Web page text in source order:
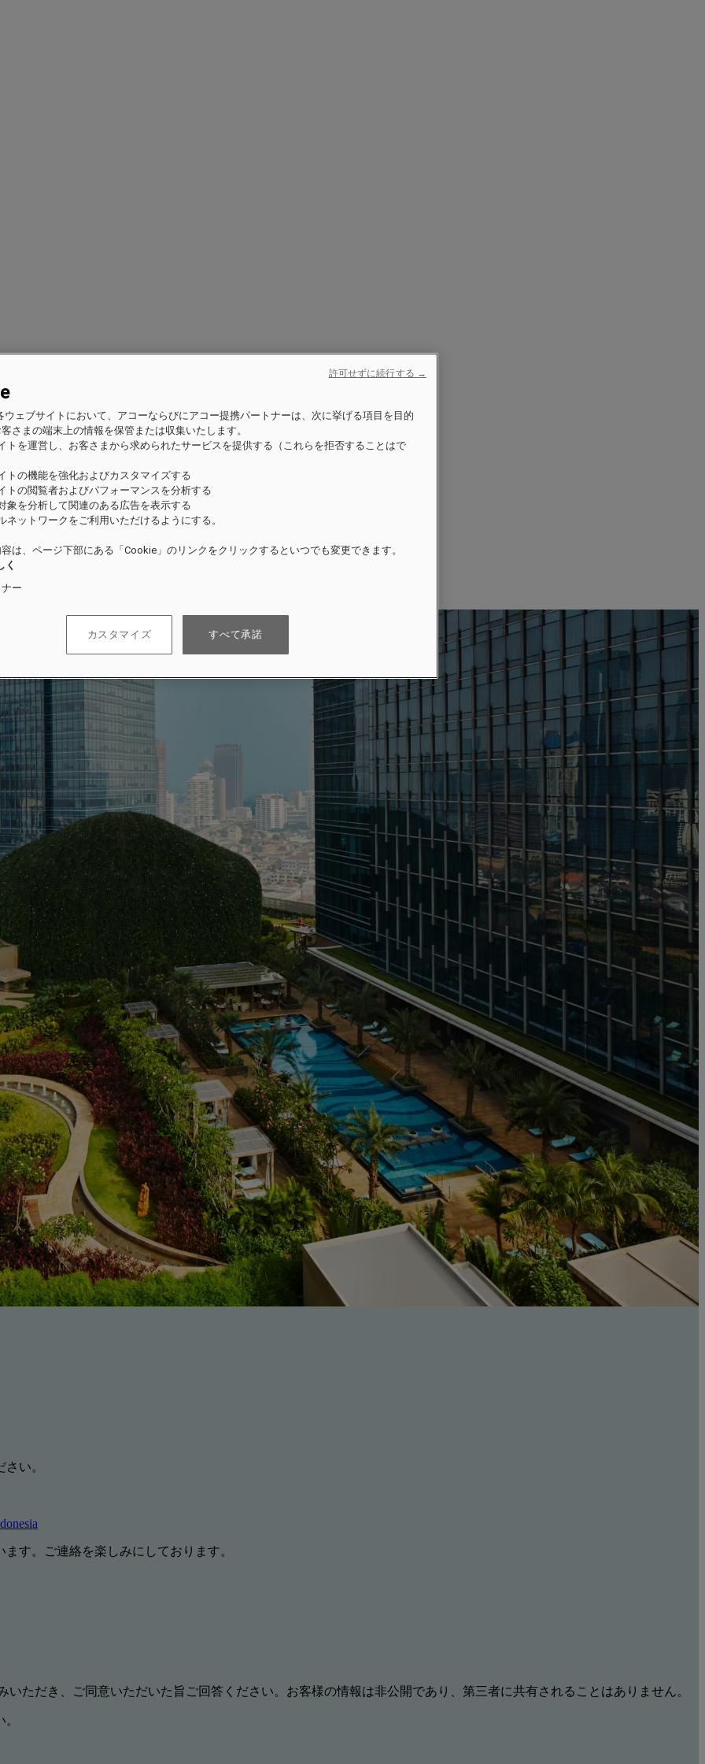
い。
す。ご連絡を楽しみにしております。
いただき、ご同意いただいた旨ご回答ください。お客様の情報は非公開であり、第三者に共有されることはありません。
ウェブサイトにおいて、アコーならびにアコー提携パートナーは、次に挙げる項目を目的
さまの端末上の情報を保管または収集いたします。
トを運営し、お客さまから求められたサービスを提供する（これらを拒否することはで
トの機能を強化およびカスタマイズする
トの閲覧者およびパフォーマンスを分析する
象を分析して関連のある広告を表示する
ネットワークをご利用いただけるようにする。
は、ページ下部にある「Cookie」のリンクをクリックするといつでも変更できます。
く
ー
カスタマイズ すべて承諾
許可せずに続行する →